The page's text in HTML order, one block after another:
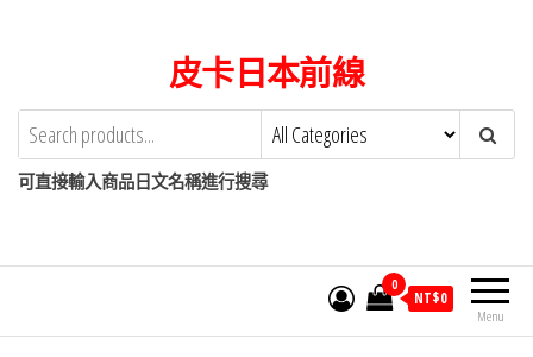
content
皮卡日本前線
可直接輸入商品日文名稱進行搜尋
Menu
0
NT$0